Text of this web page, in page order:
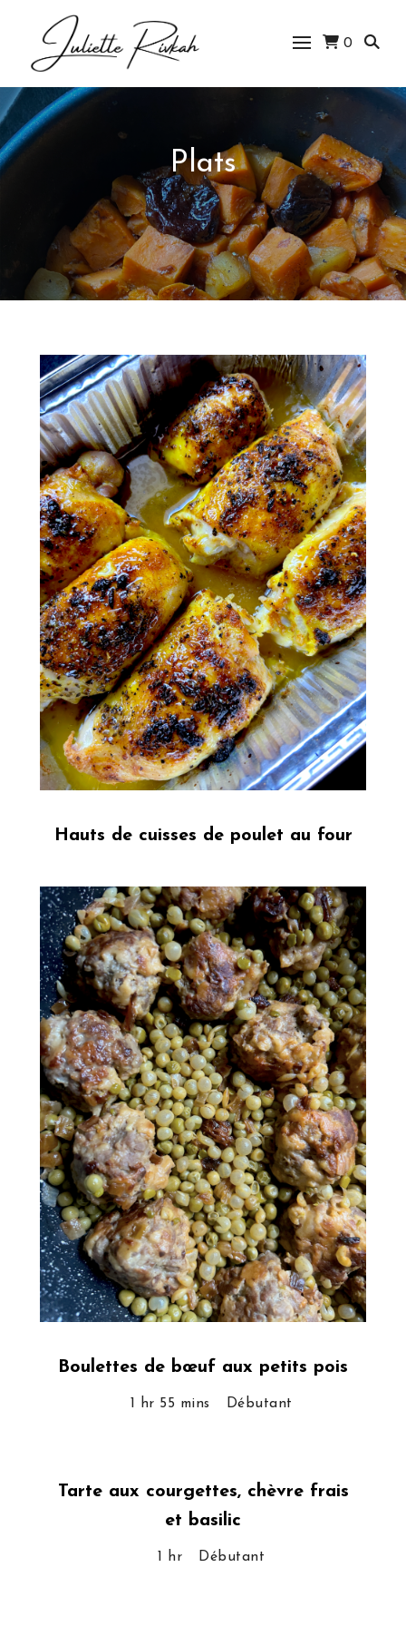
Blog de cuisine
0
Plats
Hauts de cuisses de poulet au four
Boulettes de bœuf aux petits pois
1 hr 55 mins Débutant
Tarte aux courgettes, chèvre frais
et basilic
1 hr Débutant